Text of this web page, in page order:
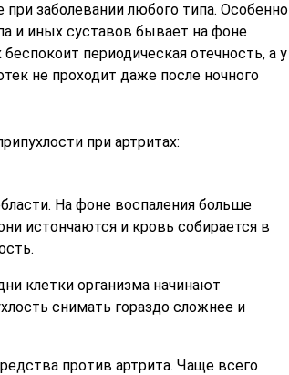
при заболевании любого типа. Особенно
и иных суставов бывает на фоне
периодическая отечность, а у
не проходит даже после ночного
при артритах:
На фоне воспаления больше
истончаются и кровь собирается в
клетки организма начинают
снимать гораздо сложнее и
против артрита. Чаще всего